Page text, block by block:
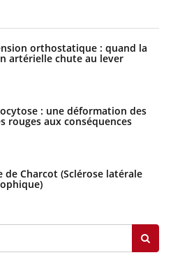
orthostatique : quand la
artérielle chute au lever
: une déformation des
rouges aux conséquences
de Charcot (Sclérose latérale